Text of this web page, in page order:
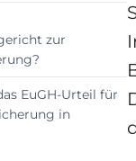
zur
EuGH-Urteil für
in